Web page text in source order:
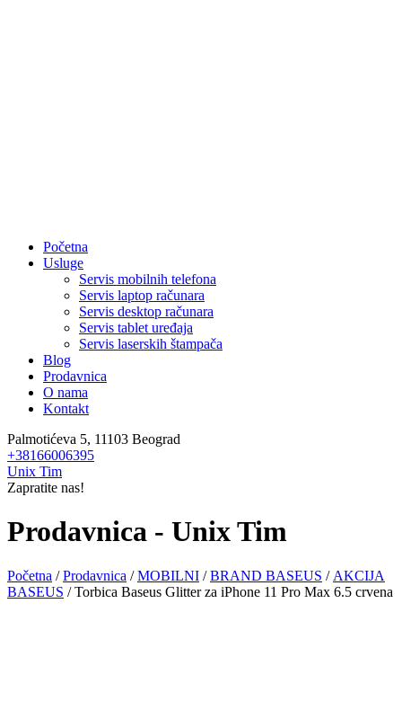
Početna
Usluge
Servis mobilnih telefona
Servis laptop računara
Servis desktop računara
Servis tablet uređaja
Servis laserskih štampača
Blog
Prodavnica
O nama
Kontakt
Palmotićeva 5, 11103 Beograd
+38166006395
Unix Tim
Zapratite nas!
Prodavnica - Unix Tim
Početna /Prodavnica /MOBILNI /BRAND BASEUS / AKCIJA
BASEUS / Torbica Baseus Glitter za iPhone 11 Pro Max 6.5 crvena